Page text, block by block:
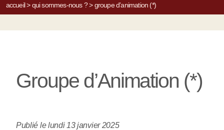
accueil> qui sommes-nous ?> groupe d’animation (*)
Groupe d’Animation (*)
Publié le lundi 13 janvier 2025